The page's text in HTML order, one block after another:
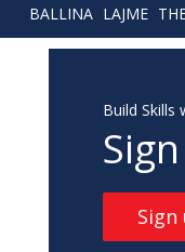
BALLINA LAJME
Build Skills
Sign